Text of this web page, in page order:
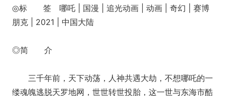
◎标 签 哪吒 | 国漫 | 追光动画 | 动画 | 奇幻 | 赛博
朋克 | 2021 | 中国大陆
◎简 介
三千年前，天下动荡，人神共遇大劫，不想哪吒的一
缕魂魄逃脱天罗地网，世世转世投胎，这一世与东海市酷